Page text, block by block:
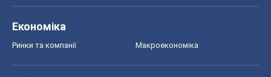
Економіка
Ринки та компанії Макроекономіка